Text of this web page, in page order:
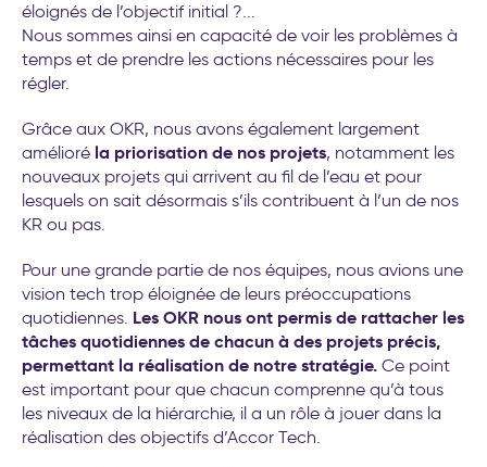
éloignés de l’objectif initial ?...
Nous sommes ainsi en capacité de voir les problèmes à
temps et de prendre les actions nécessaires pour les
régler.
Grâce aux OKR, nous avons également largement
amélioré la priorisation de nos projets, notamment les
nouveaux projets qui arrivent au fil de l’eau et pour
lesquels on sait désormais s’ils contribuent à l’un de nos
KR ou pas.
Pour une grande partie de nos équipes, nous avions une
vision tech trop éloignée de leurs préoccupations
quotidiennes. Les OKR nous ont permis de rattacher les
tâches quotidiennes de chacun à des projets précis,
permettant la réalisation de notre stratégie. Ce point
est important pour que chacun comprenne qu’à tous
les niveaux de la hiérarchie, il a un rôle à jouer dans la
réalisation des objectifs d’Accor Tech.